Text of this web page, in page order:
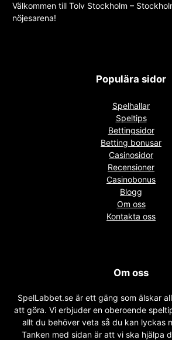
Välkommen till Tolv Stockholm –
nöjesarena!
Populära sidor
Spelhallar
Speltips
Bettingsidor
Betting bonusar
Casinosidor
Recensioner
Casinobonus
Blogg
Om oss
Kontakta oss
Om oss
SpelLabbet.se är ett gäng som älskar
att göra. Vi erbjuder en oberoende
allt du behöver veta så du kan lyckas
Tanken med sidan är att vi ska hjälpa